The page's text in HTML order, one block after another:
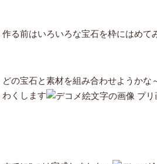
作る前はいろいろな宝石を枠にはめて
どの宝石と素材を組み合わせようかな
わくします